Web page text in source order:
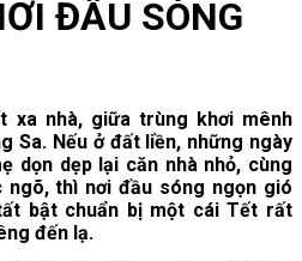
ĐẦU SÓNG
xa nhà, giữa trùng khơi mênh
Sa. Nếu ở đất liền, những ngày
dọn dẹp lại căn nhà nhỏ, cùng
thì nơi đầu sóng ngọn gió
bật chuẩn bị một cái Tết rất
đến lạ.